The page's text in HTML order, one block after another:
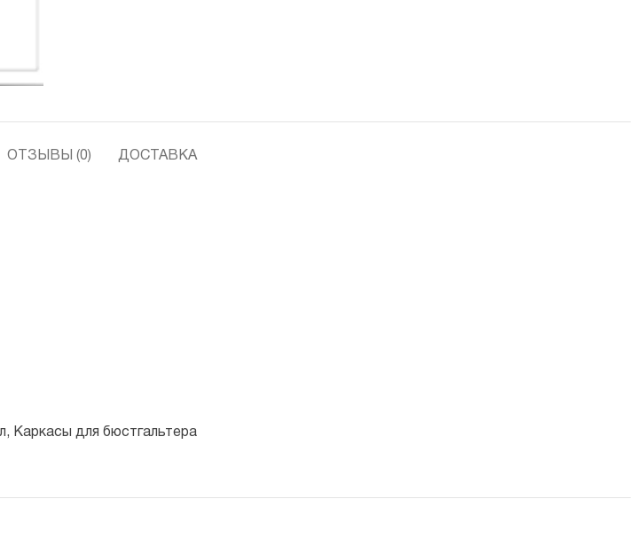
ОТЗЫВЫ (0) ДОСТАВКА
Каркасы для бюстгальтера